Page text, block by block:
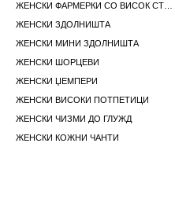
ЖЕНСКИ ЗДОЛНИШТА
ЖЕНСКИ МИНИ ЗДОЛНИШТА
ЖЕНСКИ ШОРЦЕВИ
ЖЕНСКИ ЏЕМПЕРИ
ЖЕНСКИ ВИСОКИ ПОТПЕТИЦИ
ЖЕНСКИ ЧИЗМИ ДО ГЛУЖД
ЖЕНСКИ КОЖНИ ЧАНТИ